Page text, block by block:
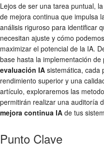
Lejos de ser una tarea puntual, la
de mejora continua que impulsa
análisis riguroso para identificar
necesitan ajuste y cómo
maximizar el potencial de la IA.
base hasta la implementación
evaluación IA sistemática, cada
rendimiento superior y una
artículo, exploraremos las
permitirán realizar una auditoría
mejora continua IA de tus
Punto Clave